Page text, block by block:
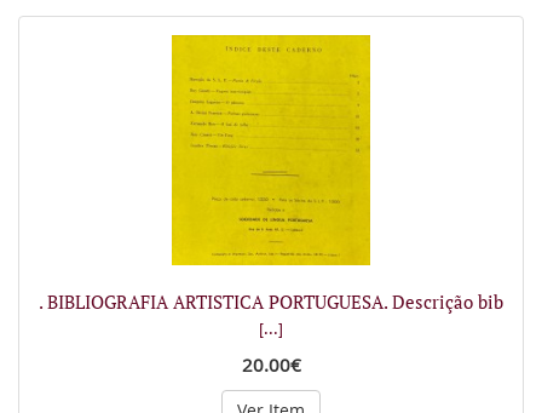
. BIBLIOGRAFIA ARTISTICA PORTUGUESA. Descrição bib
[...]
20.00€